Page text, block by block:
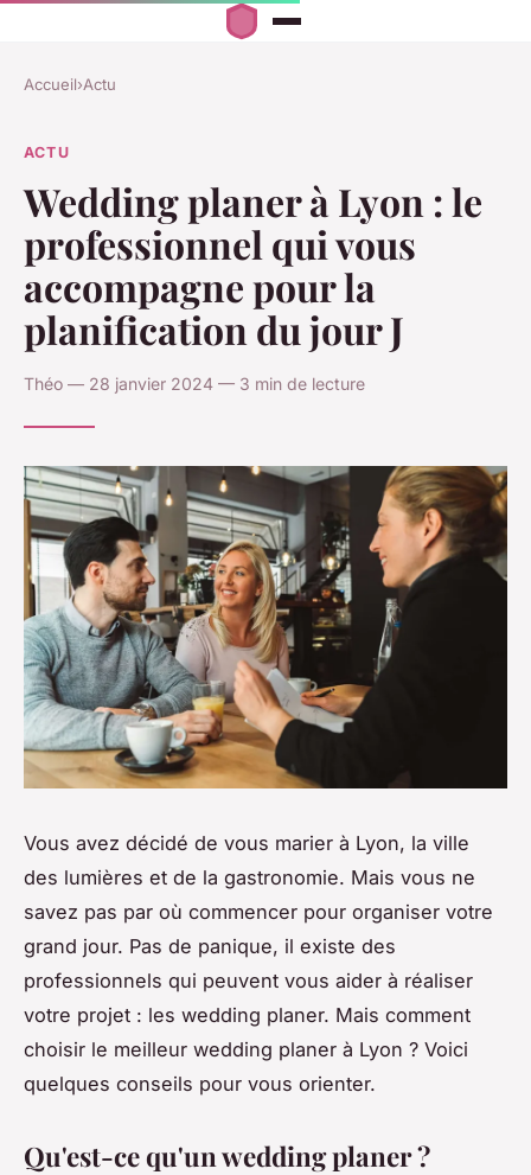
Accueil›Actu
ACTU
Wedding planer à Lyon : le
professionnel qui vous
accompagne pour la
planification du jour J
Théo — 28 janvier 2024 — 3 min de lecture
Vous avez décidé de vous marier à Lyon, la ville
des lumières et de la gastronomie. Mais vous ne
savez pas par où commencer pour organiser votre
grand jour. Pas de panique, il existe des
professionnels qui peuvent vous aider à réaliser
votre projet : les wedding planer. Mais comment
choisir le meilleur wedding planer à Lyon ? Voici
quelques conseils pour vous orienter.
Qu'est-ce qu'un wedding planer ?